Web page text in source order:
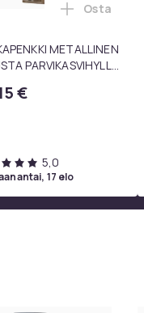
pyöreä
3 Compact Home *EU
METALLINEN
PARVIKASVIHYLLY
€
Lisää
Osta
5,0
17 elo